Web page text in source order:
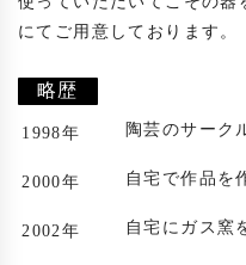
にてご用意しております。
略歴
1998年 陶芸のサーク
2000年 自宅で作品を
2002年 自宅にガス窯